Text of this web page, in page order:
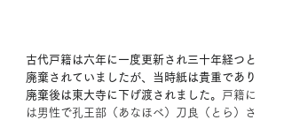
古代戸籍は六年に一度更新され三十年経つと
廃棄されていましたが、当時紙は貴重であり
廃棄後は東大寺に下げ渡されました。
戸籍に
は男性で孔王部（あなほべ）刀良（とら）さ